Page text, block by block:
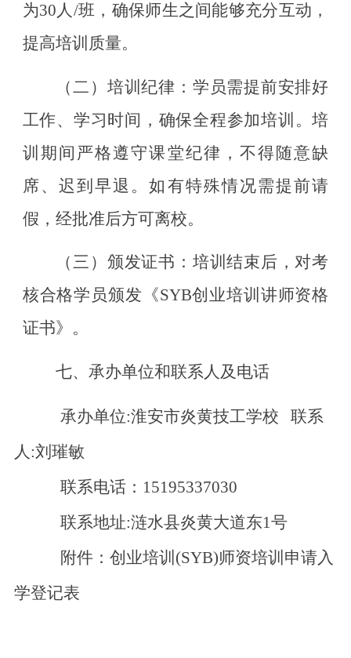
为30人/班，确保师生之间能够充分互动，
提高培训质量。
（二） 培训纪律： 学员需提前安排好
工作、学习时间，确保全程参加培训。培
训期间严格遵守课堂纪律，不得随意缺
席、迟到早退。如有特殊情况需提前请
假，经批准后方可离校。
（三）颁发证书： 培训结束后，对考
核合格学员颁发《SYB创业培训讲师资格
证书》。
七、 承办单位和联系人及电话
承办单位:淮安市炎黄技工学校
联系
人:刘璀敏
联系电话： 15195337030
联系地址:涟水县炎黄大道东1号
附件：创业培训 (SYB)师资培训申请入
学登记表